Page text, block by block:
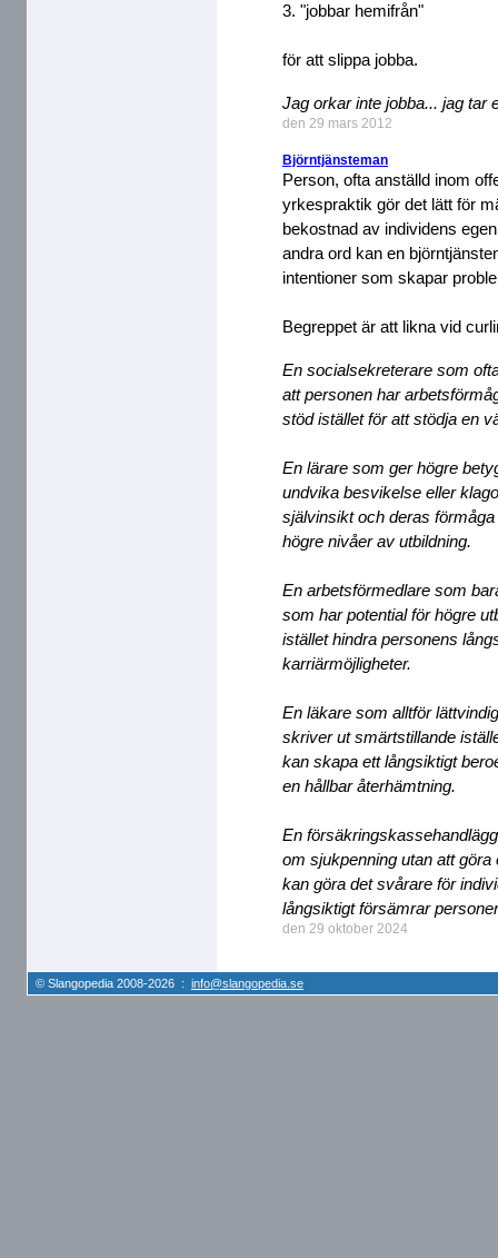
3. "jobbar hemifrån"
för att slippa jobba.
Jag orkar inte jobba... jag tar
den 29 mars 2012
Björntjänsteman
Person, ofta anställd inom
yrkespraktik gör det lätt för
bekostnad av individens
andra ord kan en
intentioner som skapar
Begreppet är att likna vid
En socialsekreterare som
att personen har
stöd istället för att stödja en
En lärare som ger högre
undvika besvikelse eller
självinsikt och deras
högre nivåer av utbildning.
En arbetsförmedlare som
som har potential för högre
istället hindra personens
karriärmöjligheter.
En läkare som alltför
skriver ut smärtstillande
kan skapa ett långsiktigt
en hållbar återhämtning.
En
om sjukpenning utan att
kan göra det svårare för
långsiktigt försämrar
den 29 oktober 2024
© Slangopedia 2008-2026 : info@slangopedia.se